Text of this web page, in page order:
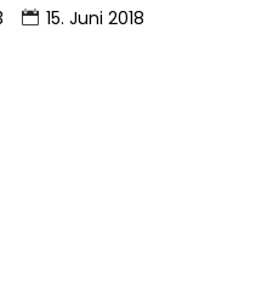
15. Juni 2018